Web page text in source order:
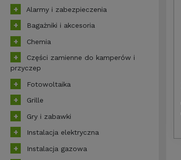
Alarmy i zabezpieczenia
Bagażniki i akcesoria
Chemia
Części zamienne do kamperów i
przyczep
Fotowoltaika
Grille
Gry i zabawki
Instalacja elektryczna
Instalacja gazowa